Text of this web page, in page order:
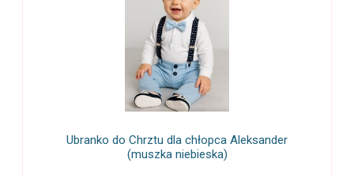
Ubranko do Chrztu dla chłopca Aleksander
(muszka niebieska)